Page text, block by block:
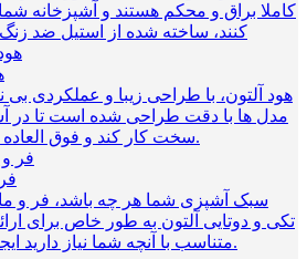
کاملا براق و محکم هستند و آشپزخانه
کنند، ساخته شده از استیل ضد زنگ
هود آلتون، با طراحی زیبا و عملکردی
مدل ها با دقت طراحی شده است تا در
سخت کار کند و فوق العاده به نظر برسد.
سبک آشپزی شما هر چه باشد، فر و
تکی و دوتایی آلتون به طور خاص برای
متناسب با آنچه شما نیاز دارید ایجاد شده است.